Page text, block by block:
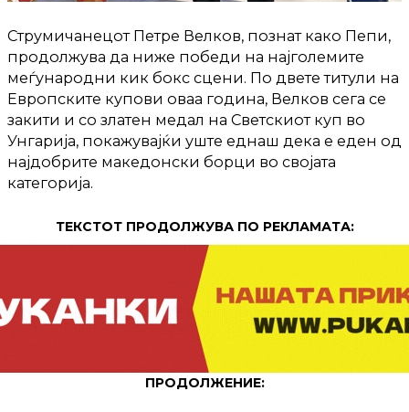
Струмичанецот Петре Велков, познат како Пепи,
продолжува да ниже победи на најголемите
меѓународни кик бокс сцени. По двете титули на
Европските купови оваа година, Велков сега се
закити и со златен медал на Светскиот куп во
Унгарија, покажувајќи уште еднаш дека е еден од
најдобрите македонски борци во својата
категорија.
ТЕКСТОТ ПРОДОЛЖУВА ПО РЕКЛАМАТА:
ПРОДОЛЖЕНИЕ: